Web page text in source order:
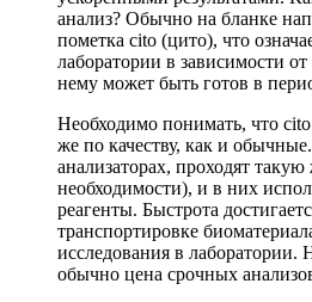
анализ? Обычно на бланке
пометка cito (цито), что
лаборатории в зависимости от
нему может быть готов в
Необходимо понимать, что
же по качеству, как и
анализаторах, проходят
необходимости), и в них
реагенты. Быстрота
транспортировке
исследования в лаборатории.
обычно цена срочных